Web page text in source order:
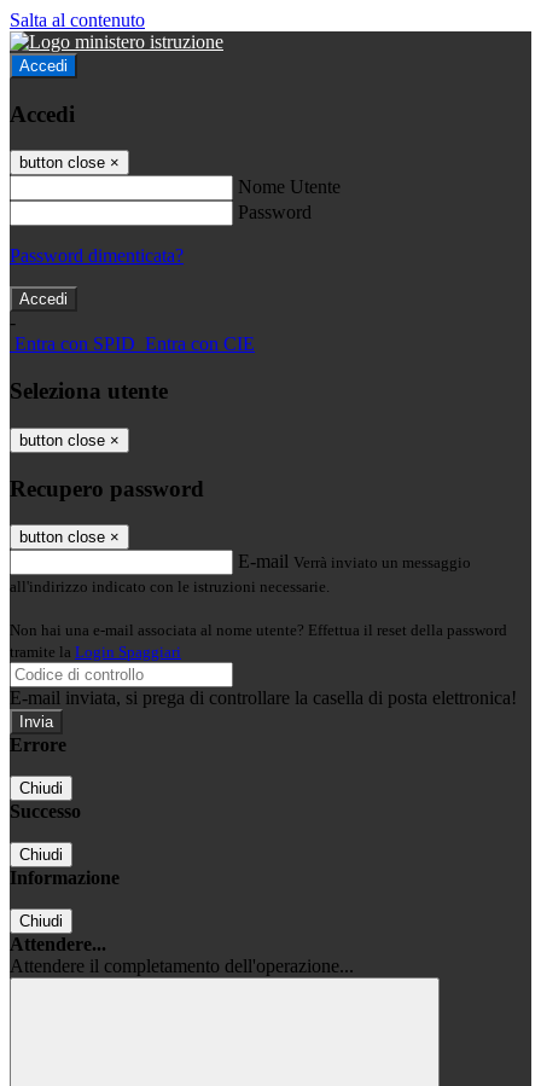
Salta al contenuto
Accedi
Accedi
button close ×
Nome Utente
Password
Password dimenticata?
-
Entra con SPID Entra con CIE
Seleziona utente
button close ×
Recupero password
button close ×
E-mail Verrà inviato un messaggio
all'indirizzo indicato con le istruzioni necessarie.
Non hai una e-mail associata al nome utente? Effettua il reset della password
tramite la Login Spaggiari
E-mail inviata, si prega di controllare la casella di posta elettronica!
Errore
Chiudi
Successo
Chiudi
Informazione
Chiudi
Attendere...
Attendere il completamento dell'operazione...